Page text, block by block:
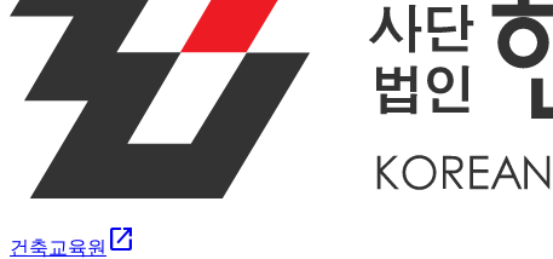
건축교육원 open_in_new